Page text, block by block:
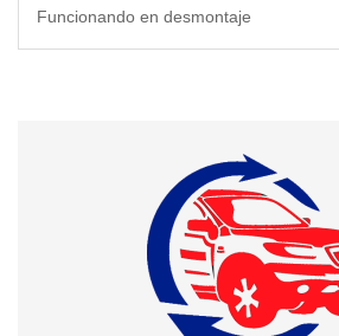
Funcionando en desmontaje